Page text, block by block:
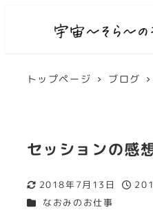
トップページ ブログ
セッションの感
更新日
2018年7月13日
投稿日
カテゴリー
なおみのお仕事